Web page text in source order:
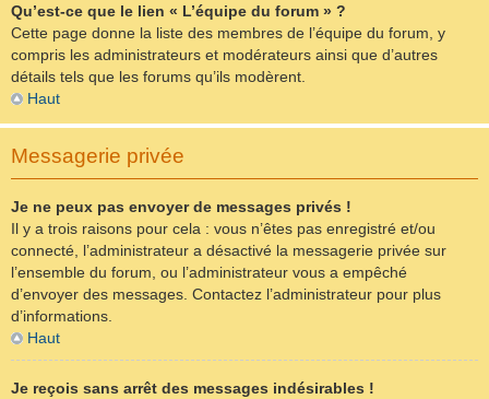
Qu’est-ce que le lien « L’équipe du forum » ?
Cette page donne la liste des membres de l’équipe du forum, y
compris les administrateurs et modérateurs ainsi que d’autres
détails tels que les forums qu’ils modèrent.
Haut
Messagerie privée
Je ne peux pas envoyer de messages privés !
Il y a trois raisons pour cela : vous n’êtes pas enregistré et/ou
connecté, l’administrateur a désactivé la messagerie privée sur
l’ensemble du forum, ou l’administrateur vous a empêché
d’envoyer des messages. Contactez l’administrateur pour plus
d’informations.
Haut
Je reçois sans arrêt des messages indésirables !